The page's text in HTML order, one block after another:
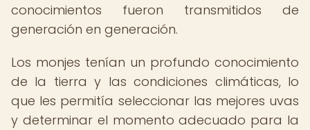
conocimientos fueron transmitidos de
generación en generación.
Los monjes tenían un profundo conocimiento
de la tierra y las condiciones climáticas, lo
que les permitía seleccionar las mejores uvas
y determinar el momento adecuado para la